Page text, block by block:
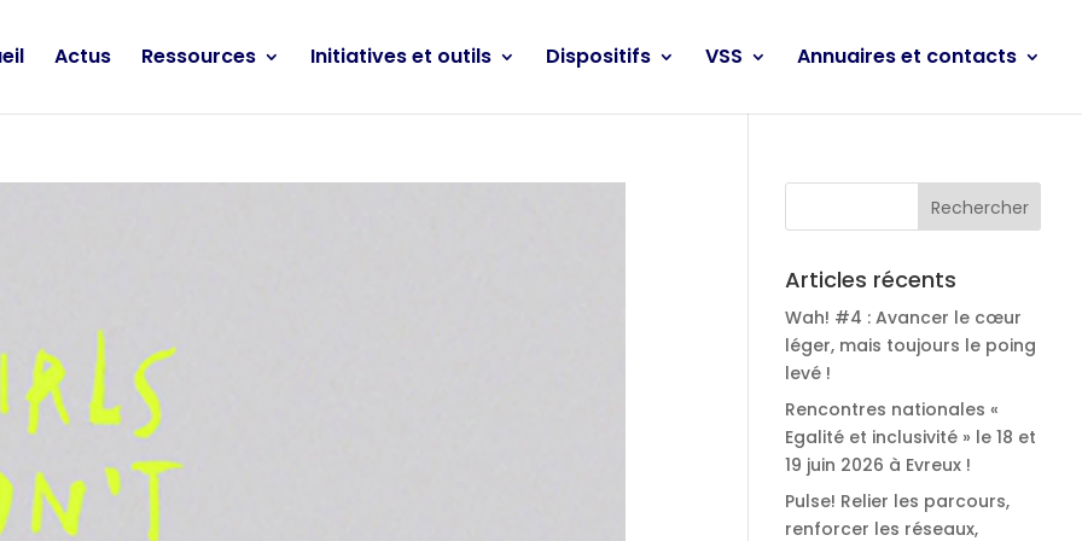
Actus Ressources Initiatives et outils Dispositifs VSS Annuaires et contacts
Articles récents
Wah! #4 : Avancer le cœur
léger, mais toujours le poing
levé !
Rencontres nationales «
Egalité et inclusivité » le 18 et
19 juin 2026 à Evreux !
Pulse! Relier les parcours,
renforcer les réseaux,